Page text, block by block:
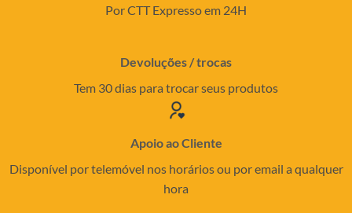
Por CTT Expresso em 24H
Devoluções / trocas
Tem 30 dias para trocar seus produtos
Apoio ao Cliente
Disponível por telemóvel nos horários ou por email a qualquer
hora